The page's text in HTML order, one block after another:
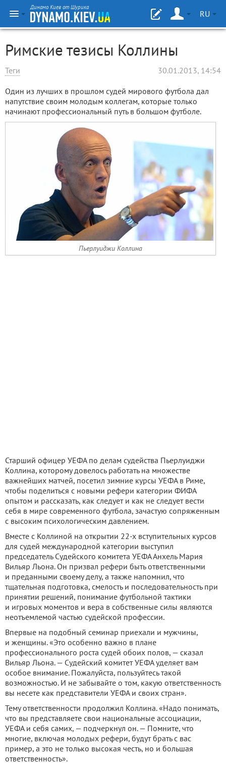
Динамо Киев от Шурика
RU
Римские тезисы Коллины
Теги 30.01.2013, 14:54
Один из лучших в прошлом судей мирового футбола дал
напутствие своим молодым коллегам, которые только
начинают профессиональный путь в большом футболе.
Пьерлуиджи Коллина
Старший офицер УЕФА по делам судейства Пьерлуиджи
Коллина, которому довелось работать на множестве
важнейших матчей, посетил зимние курсы УЕФА в Риме,
чтобы поделиться с новыми рефери категории ФИФА
опытом и рассказать, как следует и как не следует вести
себя в мире современного футбола, зачастую сопряженным
с высоким психологическим давлением.
Вместе с Коллиной на открытии 22-х вступительных курсов
для судей международной категории выступил
председатель Судейского комитета УЕФА Анхель Мария
Вильяр Льона. Он призвал рефери быть ответственными
и преданными своему делу, а также напомнил, что
тщательная подготовка, смелость и последовательность при
принятии решений, понимание футбольной тактики
и игровых моментов и вера в собственные силы являются
неотъемлемой частью судейской профессии.
Впервые на подобный семинар приехали и мужчины,
и женщины. «Это особенно важно в плане
профессионального роста судей обоих полов, — сказал
Вильяр Льона. — Судейский комитет УЕФА уделяет вам
особое внимание. Пожалуйста, пользуйтесь такой
возможностью. И не забывайте о том, какую ответственность
вы несете как представители УЕФА и своих стран».
Тему ответственности продолжил Коллина. «Надо понимать,
что вы представляете свои национальные ассоциации,
УЕФА и себя самих, — подчеркнул он. — Помните, что
многие, включая молодых рефери, будут брать с вас
пример, а это не только высокая честь, но и большая
ответственность».